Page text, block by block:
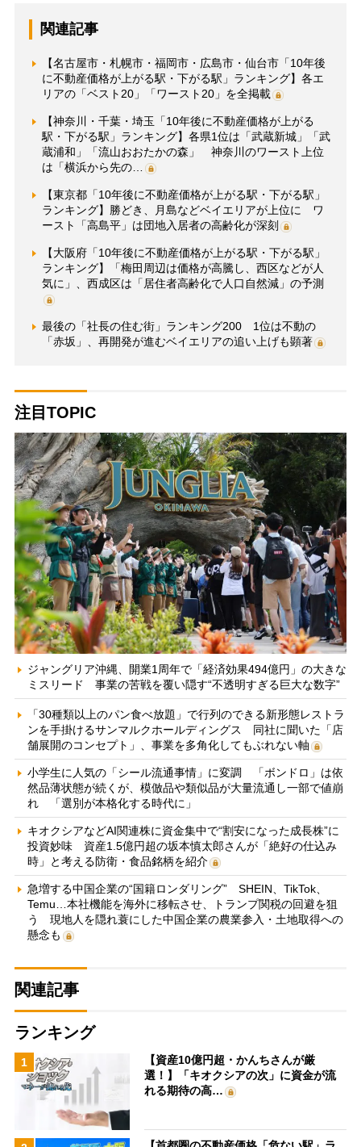
関連記事
【名古屋市・札幌市・福岡市・広島市・仙台市「10年後
に不動産価格が上がる駅・下がる駅」ランキング】各エ
リアの「ベスト20」「ワースト20」を全掲載
【神奈川・千葉・埼玉「10年後に不動産価格が上がる
駅・下がる駅」ランキング】各県1位は「武蔵新城」「武
蔵浦和」「流山おおたかの森」 神奈川のワースト上位
は「横浜から先の…
【東京都「10年後に不動産価格が上がる駅・下がる駅」
ランキング】勝どき、月島などベイエリアが上位に ワ
ースト「高島平」は団地入居者の高齢化が深刻
【大阪府「10年後に不動産価格が上がる駅・下がる駅」
ランキング】「梅田周辺は価格が高騰し、西区などが人
気に」、西成区は「居住者高齢化で人口自然減」の予測
最後の「社長の住む街」ランキング200 1位は不動の
「赤坂」、再開発が進むベイエリアの追い上げも顕著
注目TOPIC
ジャングリア沖縄、開業1周年で「経済効果494億円」の大きな
ミスリード 事業の苦戦を覆い隠す“不透明すぎる巨大な数字”
「30種類以上のパン食べ放題」で行列のできる新形態レストラ
ンを手掛けるサンマルクホールディングス 同社に聞いた「店
舗展開のコンセプト」、事業を多角化してもぶれない軸
小学生に人気の「シール流通事情」に変調 「ボンドロ」は依
然品薄状態が続くが、模倣品や類似品が大量流通し一部で値崩
れ 「選別が本格化する時代に」
キオクシアなどAI関連株に資金集中で“割安になった成長株”に
投資妙味 資産1.5億円超の坂本慎太郎さんが「絶好の仕込み
時」と考える防衛・食品銘柄を紹介
急増する中国企業の“国籍ロンダリング” SHEIN、TikTok、
Temu…本社機能を海外に移転させ、トランプ関税の回避を狙
う 現地人を隠れ蓑にした中国企業の農業参入・土地取得への
懸念も
関連記事
ランキング
1
【資産10億円超・かんちさんが厳
選！】「キオクシアの次」に資金が流
れる期待の高…